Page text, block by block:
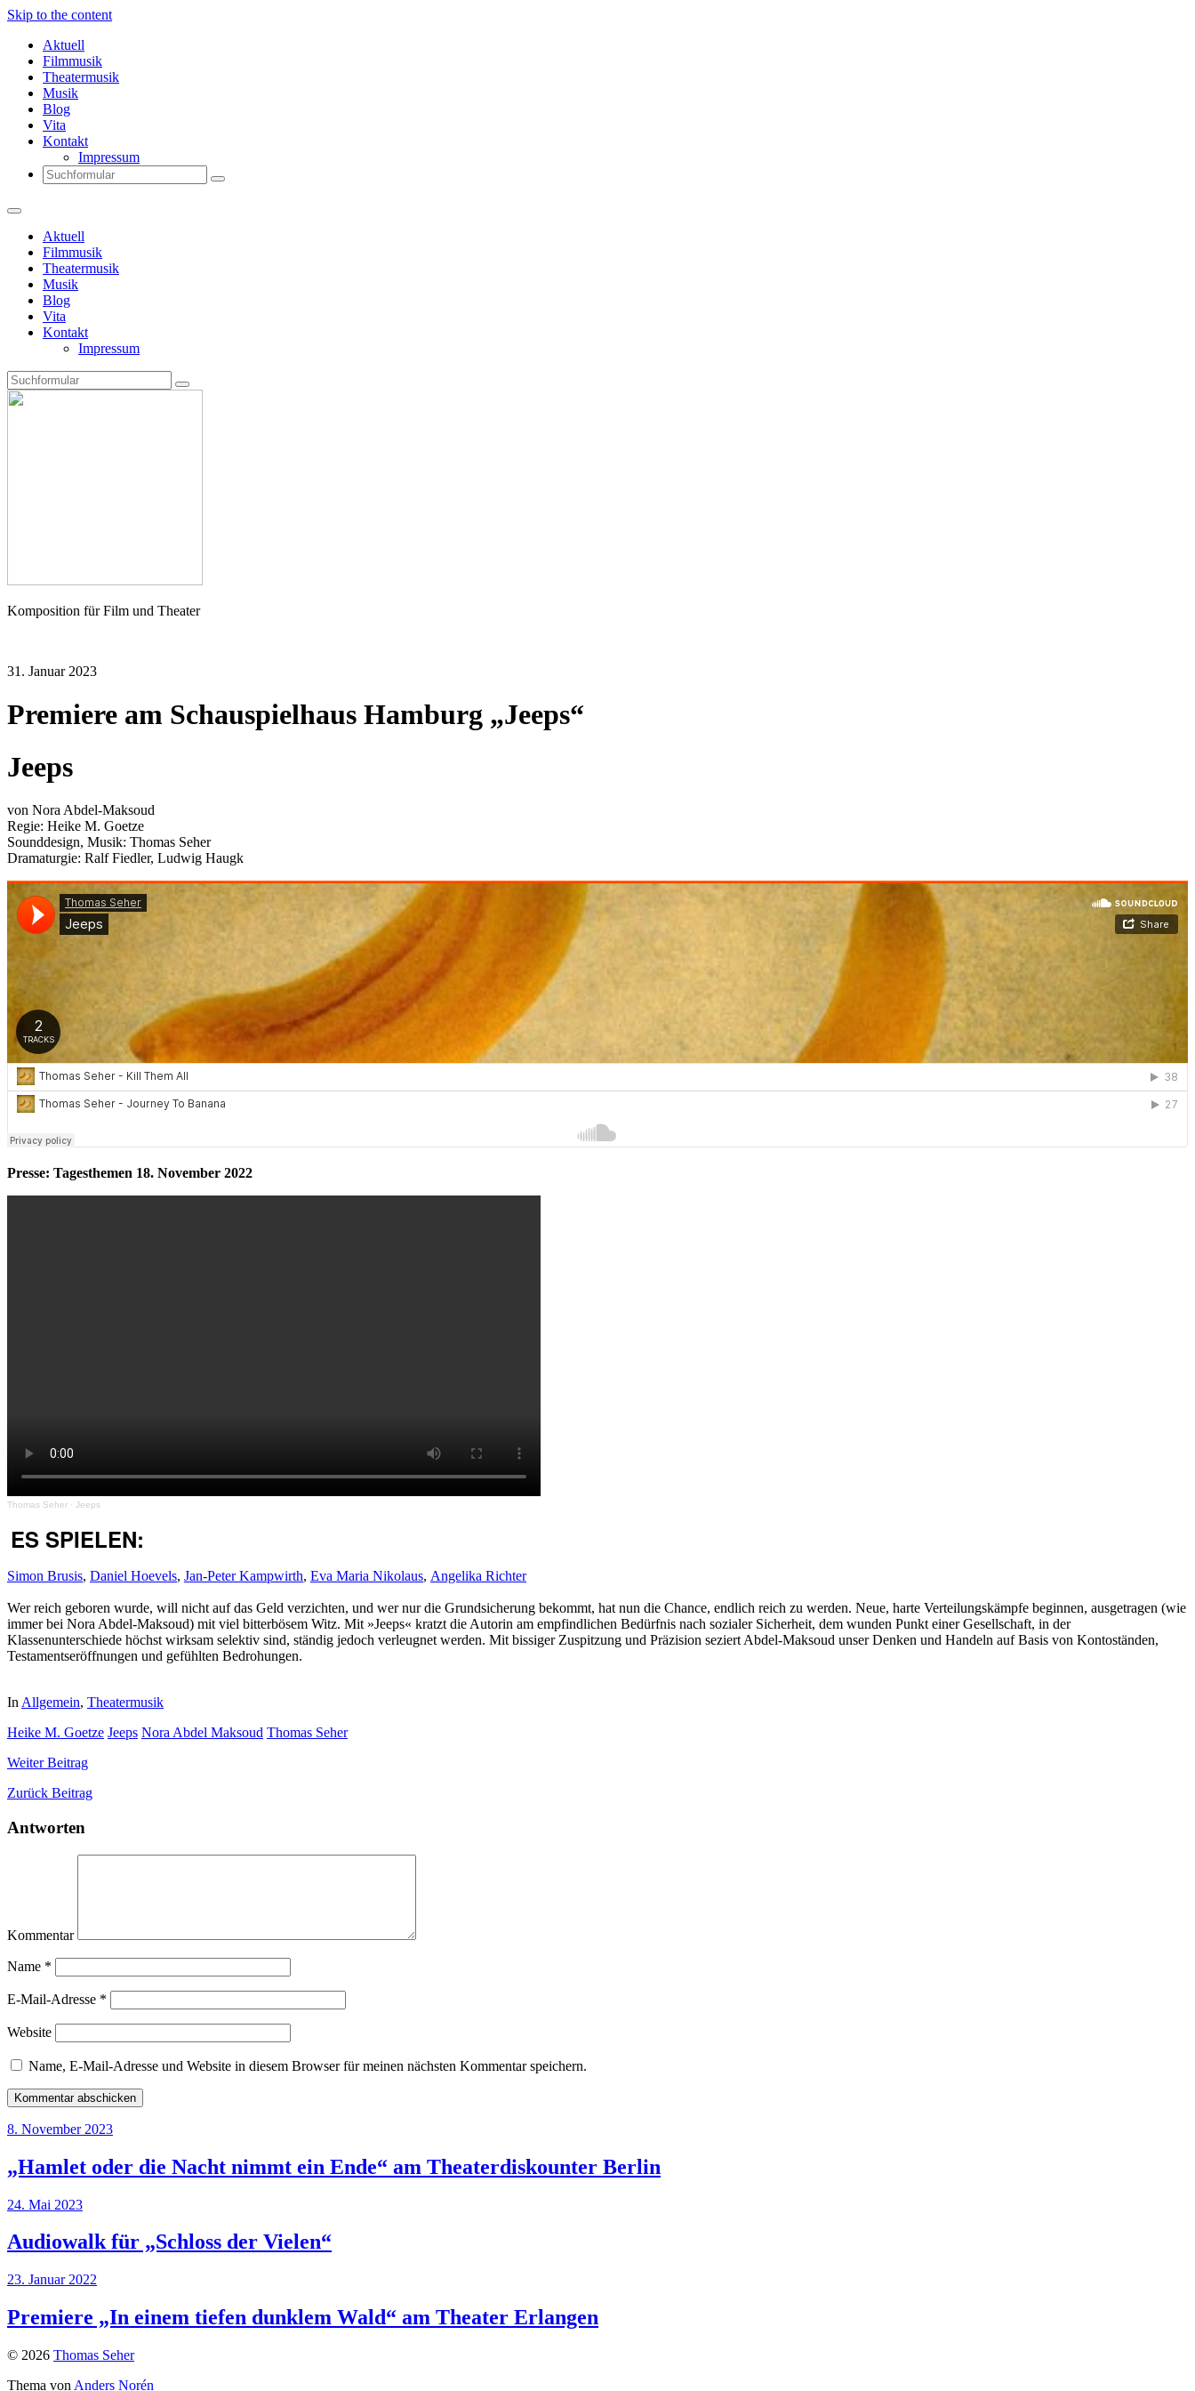
Skip to the content
Aktuell
Filmmusik
Theatermusik
Musik
Blog
Vita
Kontakt
Impressum
Search
Aktuell
Filmmusik
Theatermusik
Musik
Blog
Vita
Kontakt
Impressum
Search
Komposition für Film und Theater
31. Januar 2023
Premiere am Schauspielhaus Hamburg „Jeeps“
Jeeps
von Nora Abdel-Maksoud
Regie: Heike M. Goetze
Sounddesign, Musik: Thomas Seher
Dramaturgie: Ralf Fiedler, Ludwig Haugk
Presse: Tagesthemen 18. November 2022
Thomas Seher · Jeeps
ES SPIELEN:
Simon Brusis, Daniel Hoevels, Jan-Peter Kampwirth, Eva Maria Nikolaus, Angelika Richter
Wer reich geboren wurde, will nicht auf das Geld verzichten, und wer nur die Grundsicherung bekommt, hat nun die Chance, endlich reich zu werden. Neue, harte Verteilungskämpfe beginnen, ausgetragen (wie
immer bei Nora Abdel-Maksoud) mit viel bitterbösem Witz. Mit »Jeeps« kratzt die Autorin am empfindlichen Bedürfnis nach sozialer Sicherheit, dem wunden Punkt einer Gesellschaft, in der
Klassenunterschiede höchst wirksam selektiv sind, ständig jedoch verleugnet werden. Mit bissiger Zuspitzung und Präzision seziert Abdel-Maksoud unser Denken und Handeln auf Basis von Kontoständen,
Testamentseröffnungen und gefühlten Bedrohungen.
In Allgemein, Theatermusik
Heike M. Goetze Jeeps Nora Abdel Maksoud Thomas Seher
WeiterBeitrag
Zurück Beitrag
Antworten
Kommentar
Name *
E-Mail-Adresse *
Website
Name, E-Mail-Adresse und Website in diesem Browser für meinen nächsten Kommentar speichern.
8. November 2023
„Hamlet oder die Nacht nimmt ein Ende“ am Theaterdiskounter Berlin
24. Mai 2023
Audiowalk für „Schloss der Vielen“
23. Januar 2022
Premiere „In einem tiefen dunklem Wald“ am Theater Erlangen
© 2026 Thomas Seher
Thema von Anders Norén